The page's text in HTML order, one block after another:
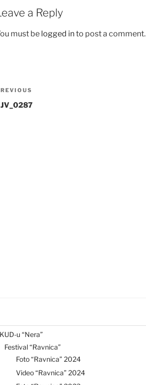
a Reply
must be logged into post a comment.
u “Nera”
Festival “Ravnica”
Foto “Ravnica” 2024
Video “Ravnica” 2024